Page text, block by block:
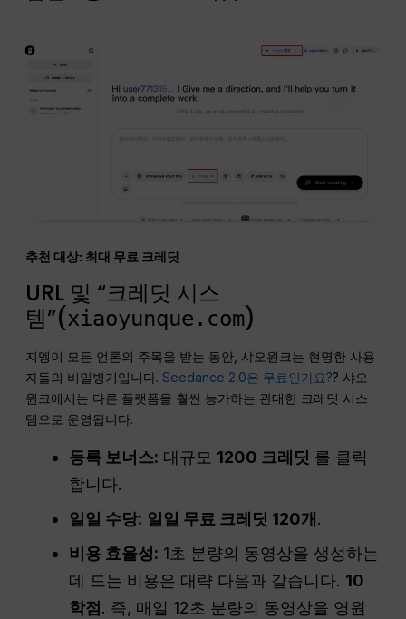
추천 대상: 최대 무료 크레딧
URL 및 “크레딧 시스
템”(xiaoyunque.com)
지멩이 모든 언론의 주목을 받는 동안, 샤오윈크는 현명한 사용
자들의 비밀병기입니다.Seedance 2.0은 무료인가요?? 샤오
윈크에서는 다른 플랫폼을 훨씬 능가하는 관대한 크레딧 시스
템으로 운영됩니다.
등록 보너스: 대규모 1200 크레딧 를 클릭
합니다.
일일 수당: 일일 무료 크레딧 120개.
비용 효율성: 1초 분량의 동영상을 생성하는
데 드는 비용은 대략 다음과 같습니다. 10
학점. 즉, 매일 12초 분량의 동영상을 영원